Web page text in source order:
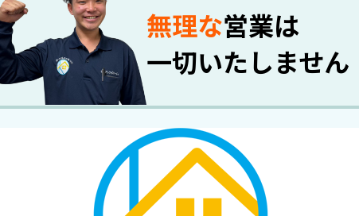
無理な営業は
一切いたしません